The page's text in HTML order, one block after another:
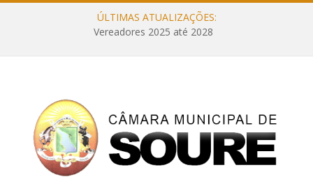
ÚLTIMAS ATUALIZAÇÕES:
Vereadores 2025 até 2028